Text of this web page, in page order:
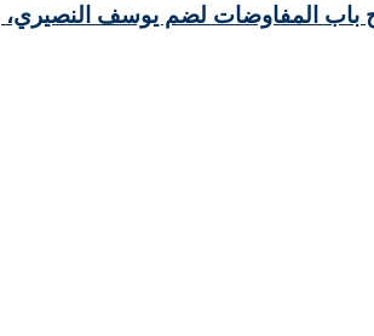
باب المفاوضات لضم يوسف